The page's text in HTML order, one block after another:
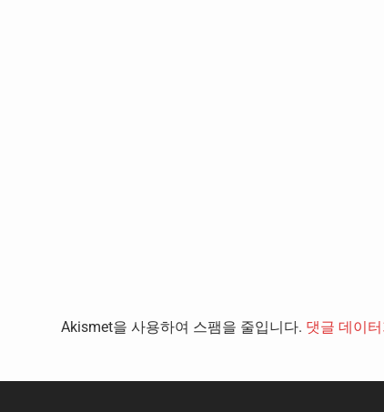
Akismet을 사용하여 스팸을 줄입니다. 댓글 데이